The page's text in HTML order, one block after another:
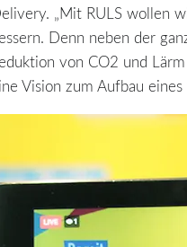
„Mit RULS wollen
Denn neben der
von CO2 und
Vision zum Aufbau